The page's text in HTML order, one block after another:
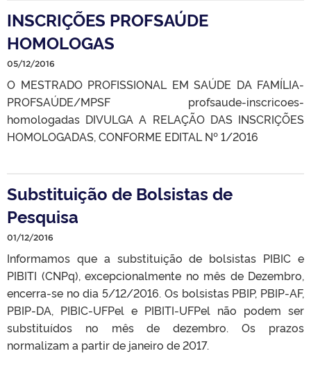
INSCRIÇÕES PROFSAÚDE
HOMOLOGAS
05/12/2016
O MESTRADO PROFISSIONAL EM SAÚDE DA FAMÍLIA-
PROFSAÚDE/MPSF profsaude-inscricoes-
homologadas DIVULGA A RELAÇÃO DAS INSCRIÇÕES
HOMOLOGADAS, CONFORME EDITAL Nº 1/2016
Substituição de Bolsistas de
Pesquisa
01/12/2016
Informamos que a substituição de bolsistas PIBIC e
PIBITI (CNPq), excepcionalmente no mês de Dezembro,
encerra-se no dia 5/12/2016. Os bolsistas PBIP, PBIP-AF,
PBIP-DA, PIBIC-UFPel e PIBITI-UFPel não podem ser
substituídos no mês de dezembro. Os prazos
normalizam a partir de janeiro de 2017.